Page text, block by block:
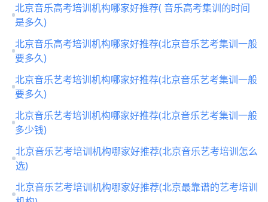
北京音乐高考培训机构哪家好推荐( 音乐高考集训的时间
是多久)
北京音乐高考培训机构哪家好推荐(北京音乐艺考集训一般
要多久)
北京音乐艺考培训机构哪家好推荐(北京音乐艺考集训一般
要多久)
北京音乐艺考培训机构哪家好推荐(北京音乐艺考集训一般
多少钱)
北京音乐艺考培训机构哪家好推荐(北京音乐艺考培训怎么
选)
北京音乐艺考培训机构哪家好推荐(北京最靠谱的艺考培训